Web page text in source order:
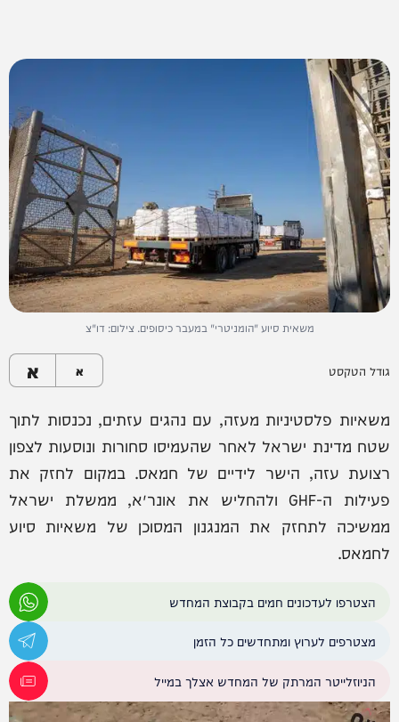
משאית סיוע "הומניטרי" במעבר כיסופים. צילום: דו"צ
גודל הטקסט א א
משאיות פלסטיניות מעזה, עם נהגים עזתים, נכנסות לתוך
שטח מדינת ישראל לאחר שהעמיסו סחורות ונוסעות לצפון
רצועת עזה, הישר לידיים של חמאס. במקום לחזק את
פעילות ה-GHF ולהחליש את אונר״א, ממשלת ישראל
ממשיכה לתחזק את המנגנון המסוכן של משאיות סיוע
לחמאס.
הצטרפו לעדכונים חמים בקבוצת המחדש
מצטרפים לערוץ ומתחדשים כל הזמן
הניוזלייטר המרתק של המחדש אצלך במייל